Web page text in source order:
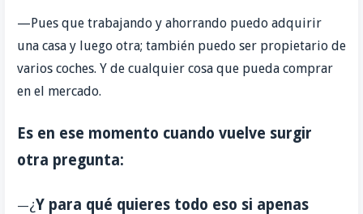
—Pues que trabajando y ahorrando puedo adquirir
una casa y luego otra; también puedo ser propietario de
varios coches. Y de cualquier cosa que pueda comprar
en el mercado.
Es en ese momento cuando vuelve surgir
otra pregunta:
—¿Y para qué quieres todo eso si apenas